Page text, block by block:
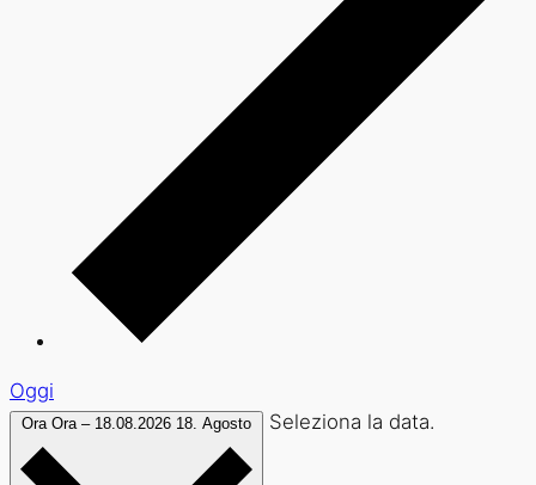
Oggi
Ora Ora – 18.08.2026 18. Agosto Seleziona la data.